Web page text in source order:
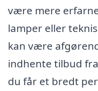
være mere
lamper eller
kan være
indhente tilbud
du får et bredt